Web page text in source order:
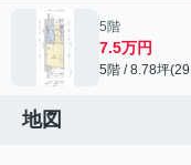
5階
7.5万円
5階 / 8.78坪
地図